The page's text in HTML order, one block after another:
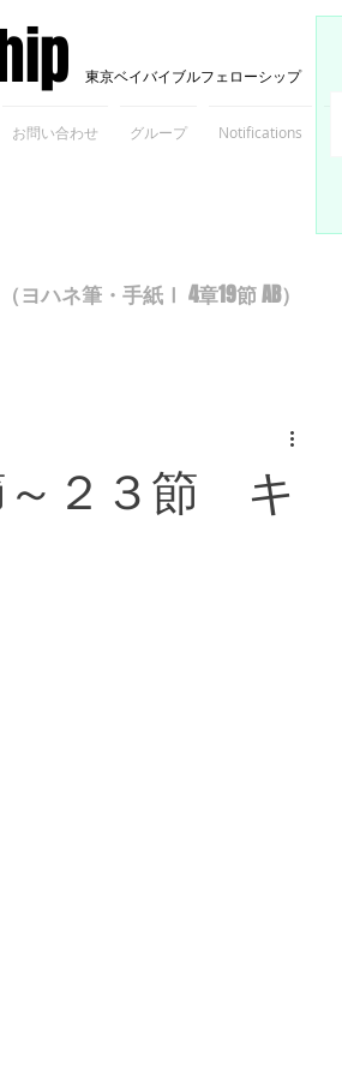
東京ベイバイブルフェローシップ
お問い合わせ グループ Notifications
ハネ筆・手紙Ⅰ 4章19節 AB）
～２３節 キ